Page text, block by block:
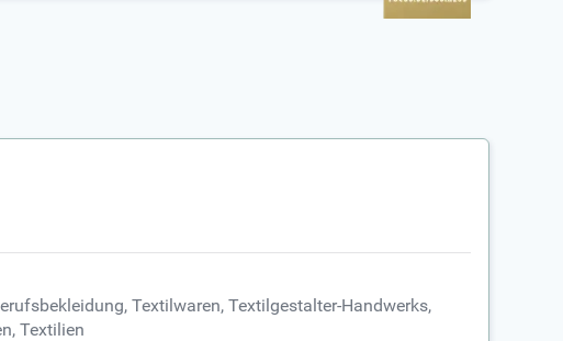
Textilwaren, Textilgestalter-Handwerks,
Textilien